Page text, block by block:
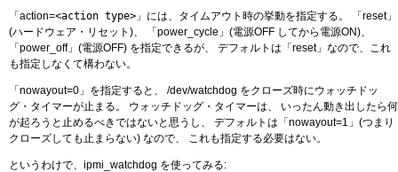
「action=<action type> 」には、タイムアウト時の挙動を指定する。 「reset」
(ハードウェア・リセット)、 「power_cycle」(電源OFF してから電源ON)、
「power_off」(電源OFF) を指定できるが、 デフォルトは「reset」なので、これ
も指定しなくて構わない。
「nowayout=0」を指定すると、 /dev/watchdog をクローズ時にウォッチドッ
グ・タイマーが止まる。 ウォッチドッグ・タイマーは、 いったん動き出したら何
が起ろうと止めるべきではないと思うし、 デフォルトは「nowayout=1」(つまり
クローズしても止まらない) なので、 これも指定する必要はない。
というわけで、ipmi_watchdog を使ってみる: